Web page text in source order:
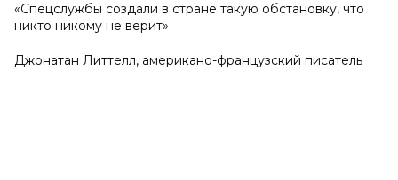
«Спецслужбы создали в стране такую обстановку, что
никто никому не верит»
Джонатан Литтелл, американо-французский писатель